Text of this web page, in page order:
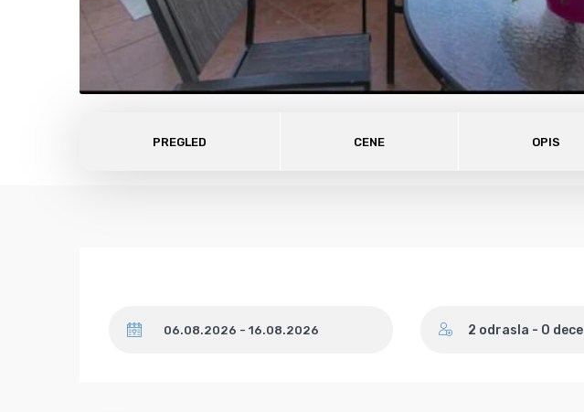
PREGLED CENE OPIS
2 odrasla - 0 dece